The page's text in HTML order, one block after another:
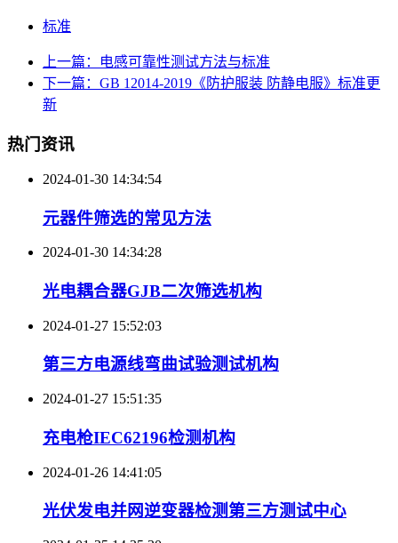
标准
上一篇：电感可靠性测试方法与标准
下一篇：GB 12014-2019《防护服装 防静电服》标准更
新
热门资讯
2024-01-30 14:34:54
元器件筛选的常见方法
2024-01-30 14:34:28
光电耦合器GJB二次筛选机构
2024-01-27 15:52:03
第三方电源线弯曲试验测试机构
2024-01-27 15:51:35
充电枪IEC62196检测机构
2024-01-26 14:41:05
光伏发电并网逆变器检测第三方测试中心